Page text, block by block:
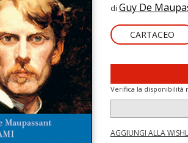
di Guy De
CARTACEO
Verifica la disponibilità
AGGIUNGI ALLA